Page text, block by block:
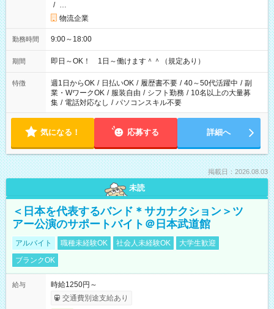
/ …
物流企業
勤務時間 9:00～18:00
期間 即日～OK！ 1日～働けます＾＾（規定あり）
特徴 週1日からOK / 日払いOK / 履歴書不要 / 40～50代活躍中 / 副
業・WワークOK / 服装自由 / シフト勤務 / 10名以上の大量募
集 / 電話対応なし / パソコンスキル不要
気になる！ 応募する 詳細へ
掲載日：2026.08.03
未読
＜日本を代表するバンド＊サカナクション＞ツ
アー公演のサポートバイト＠日本武道館
アルバイト 職種未経験OK 社会人未経験OK
大学生歓迎
ブランクOK
給与
時給1250円～
交通費別途支給あり